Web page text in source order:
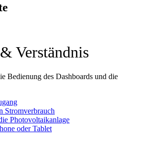
Verständnis
Bedienung des Dashboards und die
Stromverbrauch
Photovoltaikanlage
oder Tablet